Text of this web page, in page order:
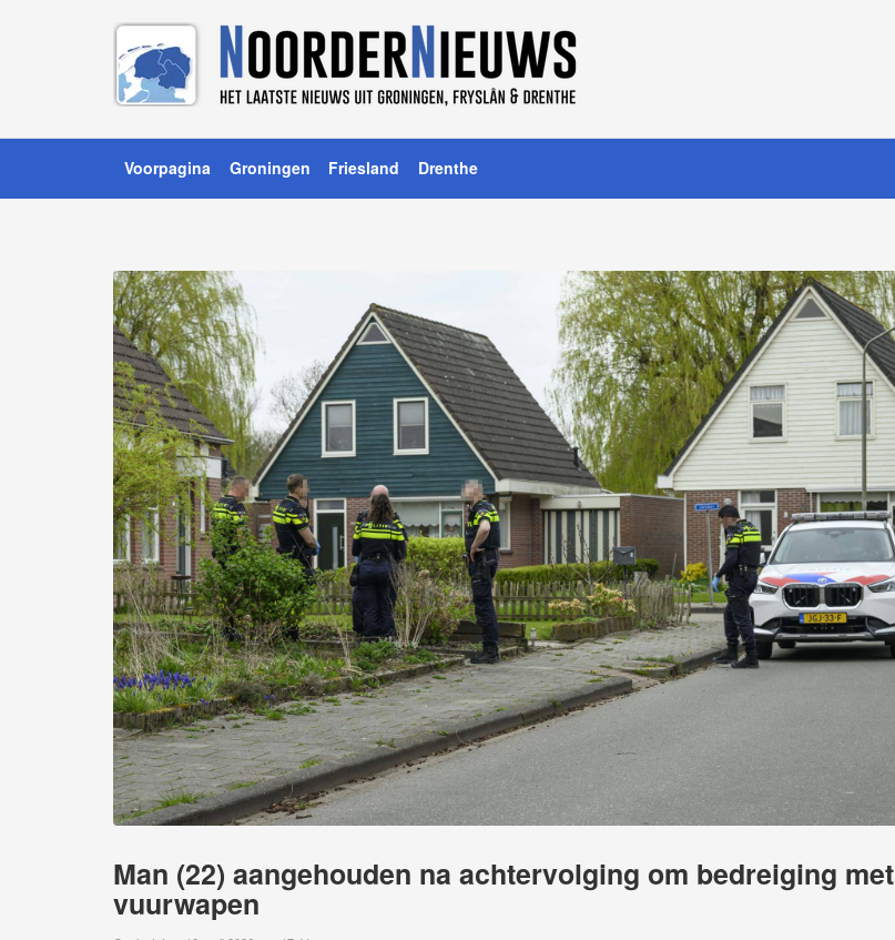
Voorpagina Groningen Friesland Drenthe
Man (22) aangehouden na achtervolging om bedreiging met
vuurwapen